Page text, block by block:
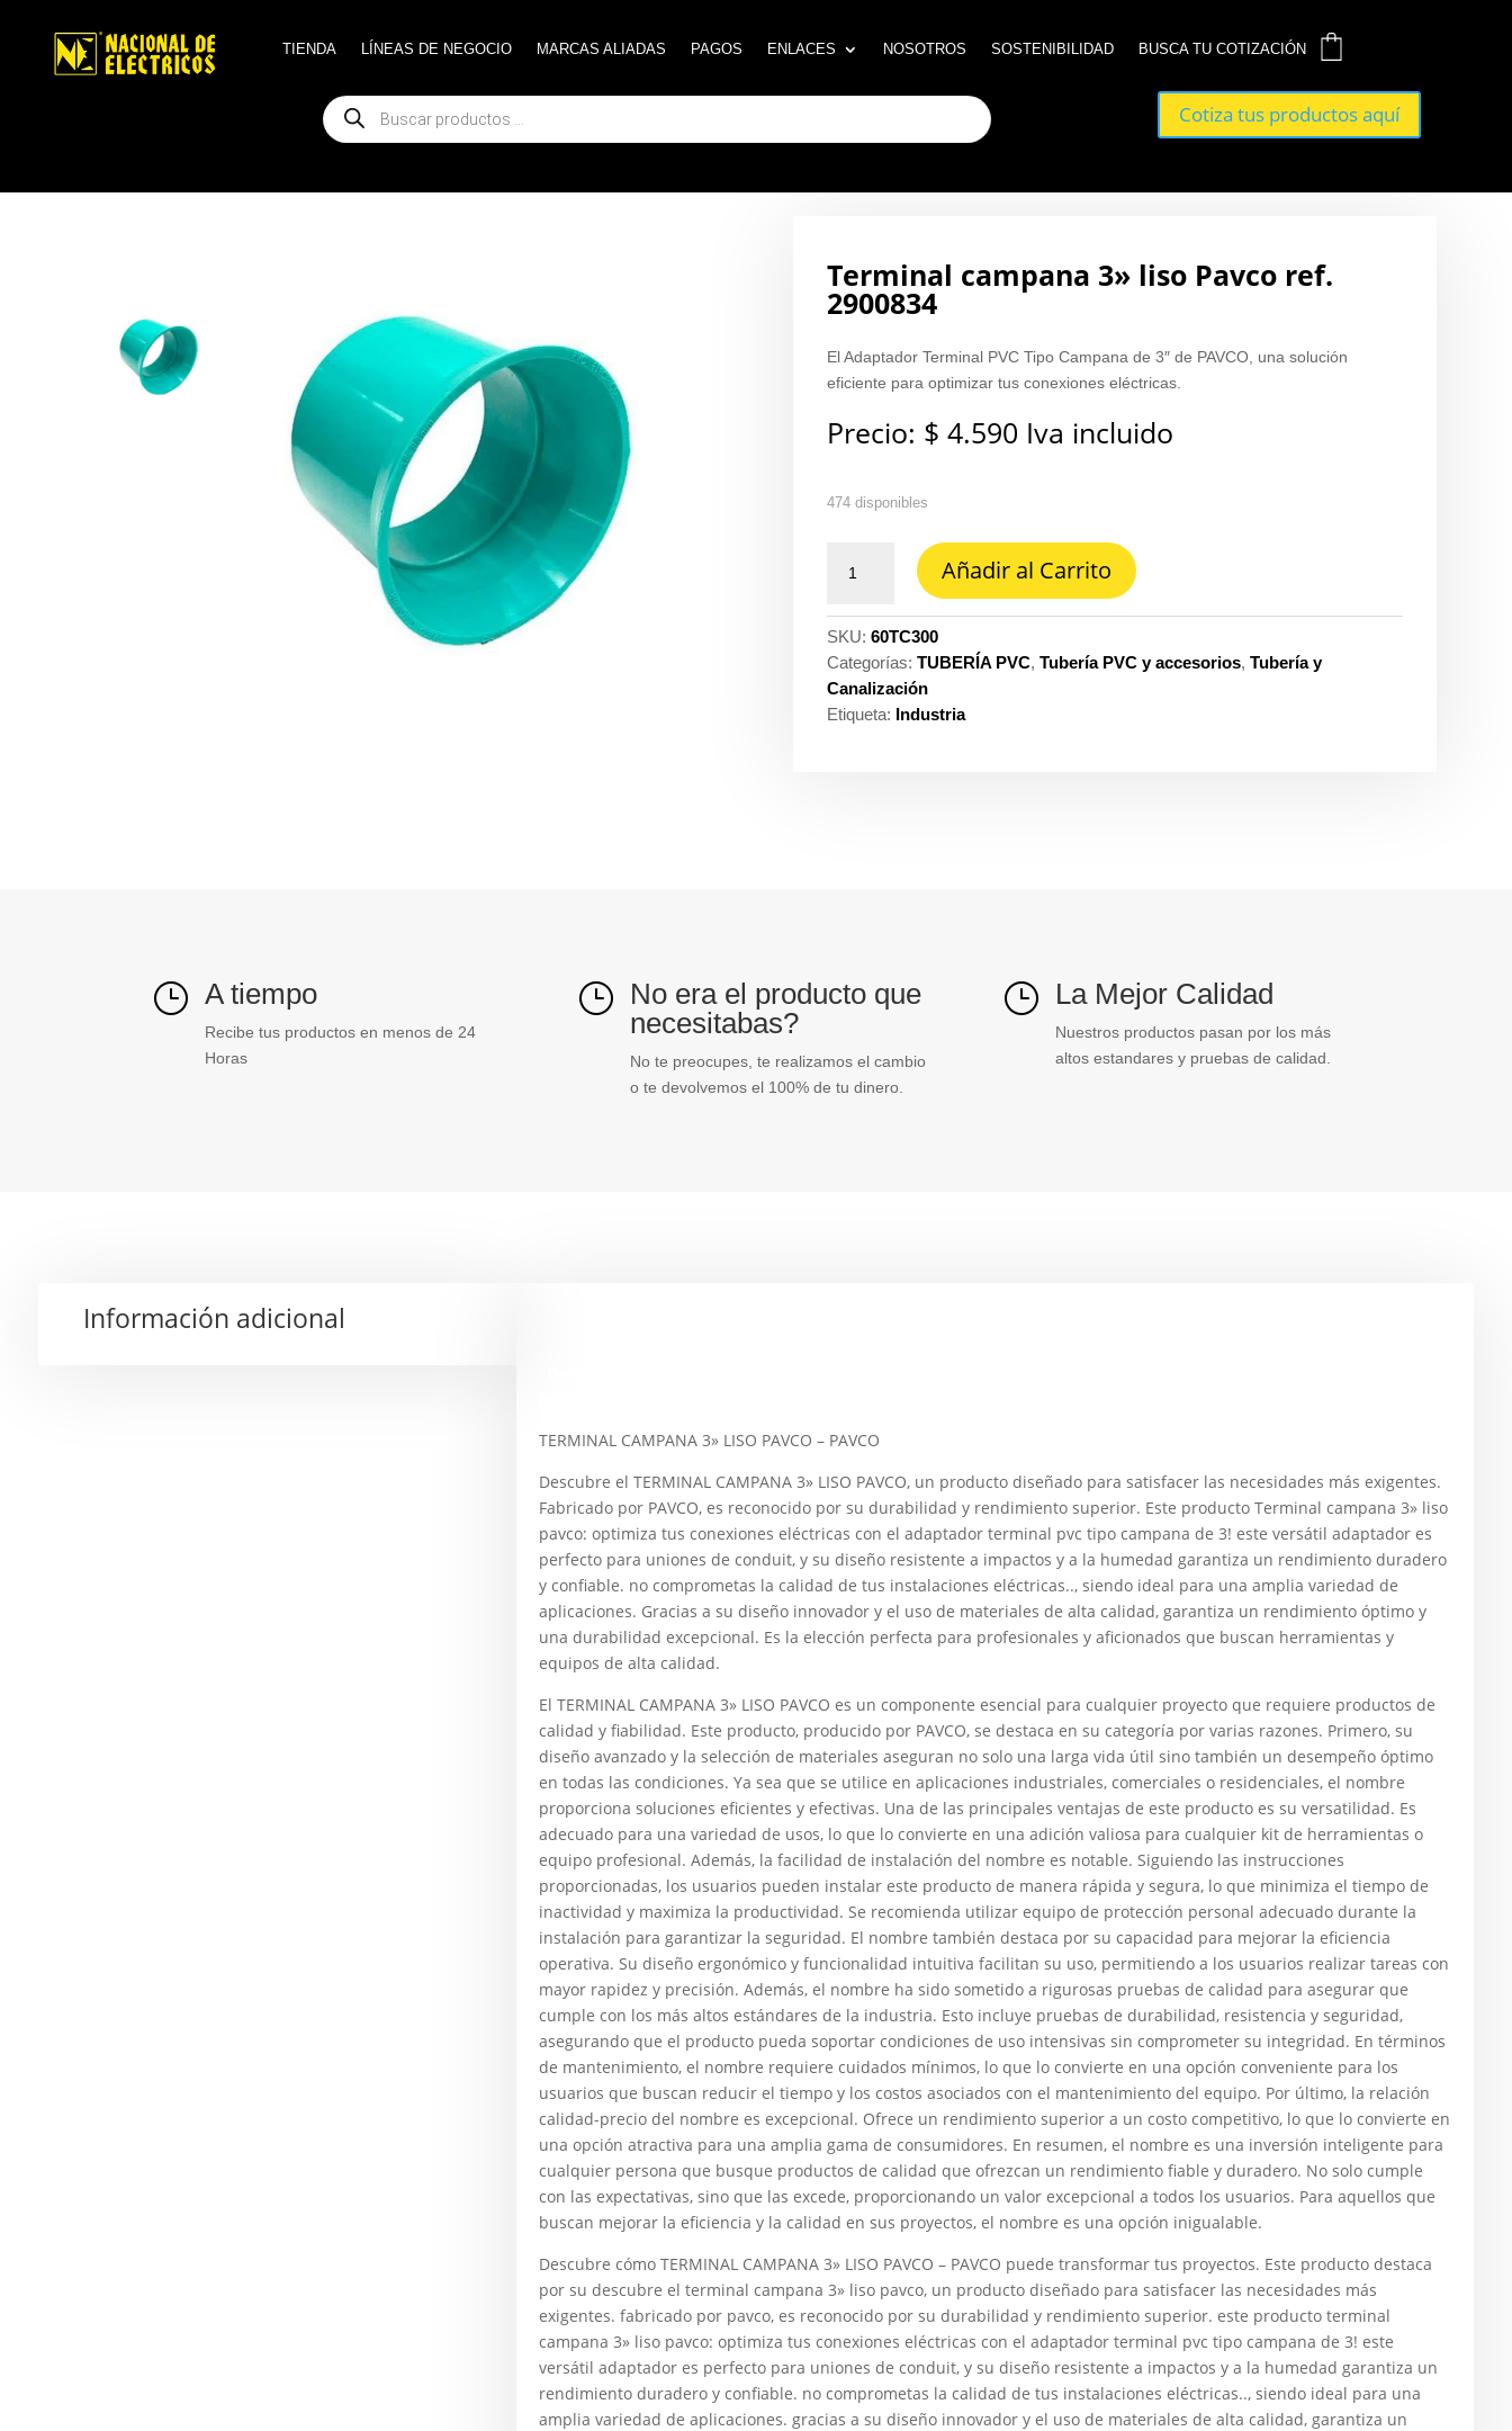
TIENDA LÍNEAS DE NEGOCIO MARCAS ALIADAS PAGOS ENLACES NOSOTROS SOSTENIBILIDAD BUSCA TU COTIZACIÓN
Búsqueda
de
productos
Cotiza tus productos aquí
TIENDA LÍNEAS DE NEGOCIO MARCAS ALIADAS PAGOS ENLACES NOSOTROS SOSTENIBILIDAD BUSCA TU COTIZACIÓN
Búsqueda
de
productos
Cotiza tus productos aquí
Terminal campana 3» liso Pavco ref.
2900834
El Adaptador Terminal PVC Tipo Campana de 3″ de PAVCO, una solución
eficiente para optimizar tus conexiones eléctricas.
Precio: $ 4.590 Iva incluido
474 disponibles
campana
liso
Pavco
ref.
2900834
Añadir al Carrito
SKU:60TC300
Categorías:TUBERÍA PVC,Tubería PVC y accesorios,Tubería y
Canalización
Etiqueta: Industria
} A tiempo
Recibe tus productos en menos de 24
Horas
} No era el producto que
necesitabas?
No te preocupes, te realizamos el cambio
o te devolvemos el 100% de tu dinero.
} La Mejor Calidad
Nuestros productos pasan por los más
altos estandares y pruebas de calidad.
Información adicional
TERMINAL CAMPANA 3» LISO PAVCO – PAVCO
Descubre el TERMINAL CAMPANA 3» LISO PAVCO, un producto diseñado para satisfacer las necesidades más exigentes.
Fabricado por PAVCO, es reconocido por su durabilidad y rendimiento superior. Este producto Terminal campana 3» liso
pavco: optimiza tus conexiones eléctricas con el adaptador terminal pvc tipo campana de 3! este versátil adaptador es
perfecto para uniones de conduit, y su diseño resistente a impactos y a la humedad garantiza un rendimiento duradero
y confiable. no comprometas la calidad de tus instalaciones eléctricas.., siendo ideal para una amplia variedad de
aplicaciones. Gracias a su diseño innovador y el uso de materiales de alta calidad, garantiza un rendimiento óptimo y
una durabilidad excepcional. Es la elección perfecta para profesionales y aficionados que buscan herramientas y
equipos de alta calidad.
El TERMINAL CAMPANA 3» LISO PAVCO es un componente esencial para cualquier proyecto que requiere productos de
calidad y fiabilidad. Este producto, producido por PAVCO, se destaca en su categoría por varias razones. Primero, su
diseño avanzado y la selección de materiales aseguran no solo una larga vida útil sino también un desempeño óptimo
en todas las condiciones. Ya sea que se utilice en aplicaciones industriales, comerciales o residenciales, el nombre
proporciona soluciones eficientes y efectivas. Una de las principales ventajas de este producto es su versatilidad. Es
adecuado para una variedad de usos, lo que lo convierte en una adición valiosa para cualquier kit de herramientas o
equipo profesional. Además, la facilidad de instalación del nombre es notable. Siguiendo las instrucciones
proporcionadas, los usuarios pueden instalar este producto de manera rápida y segura, lo que minimiza el tiempo de
inactividad y maximiza la productividad. Se recomienda utilizar equipo de protección personal adecuado durante la
instalación para garantizar la seguridad. El nombre también destaca por su capacidad para mejorar la eficiencia
operativa. Su diseño ergonómico y funcionalidad intuitiva facilitan su uso, permitiendo a los usuarios realizar tareas con
mayor rapidez y precisión. Además, el nombre ha sido sometido a rigurosas pruebas de calidad para asegurar que
cumple con los más altos estándares de la industria. Esto incluye pruebas de durabilidad, resistencia y seguridad,
asegurando que el producto pueda soportar condiciones de uso intensivas sin comprometer su integridad. En términos
de mantenimiento, el nombre requiere cuidados mínimos, lo que lo convierte en una opción conveniente para los
usuarios que buscan reducir el tiempo y los costos asociados con el mantenimiento del equipo. Por último, la relación
calidad-precio del nombre es excepcional. Ofrece un rendimiento superior a un costo competitivo, lo que lo convierte en
una opción atractiva para una amplia gama de consumidores. En resumen, el nombre es una inversión inteligente para
cualquier persona que busque productos de calidad que ofrezcan un rendimiento fiable y duradero. No solo cumple
con las expectativas, sino que las excede, proporcionando un valor excepcional a todos los usuarios. Para aquellos que
buscan mejorar la eficiencia y la calidad en sus proyectos, el nombre es una opción inigualable.
Descubre cómo TERMINAL CAMPANA 3» LISO PAVCO – PAVCO puede transformar tus proyectos. Este producto destaca
por su descubre el terminal campana 3» liso pavco, un producto diseñado para satisfacer las necesidades más
exigentes. fabricado por pavco, es reconocido por su durabilidad y rendimiento superior. este producto terminal
campana 3» liso pavco: optimiza tus conexiones eléctricas con el adaptador terminal pvc tipo campana de 3! este
versátil adaptador es perfecto para uniones de conduit, y su diseño resistente a impactos y a la humedad garantiza un
rendimiento duradero y confiable. no comprometas la calidad de tus instalaciones eléctricas.., siendo ideal para una
amplia variedad de aplicaciones. gracias a su diseño innovador y el uso de materiales de alta calidad, garantiza un